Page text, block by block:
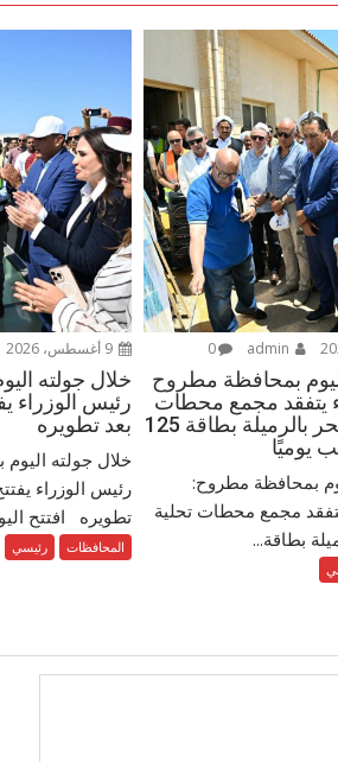
0
بمحافظة مطروح
يتفقد مجمع محطات
تحلية مياه البحر بالرميلة بطاقة 125
يوميًا
بمحافظة مطروح:
مجمع محطات تحلية
بطاقة...
9 أغسطس، 2026
خلال جولته
رئيس الوزراء
بعد تطويره
خلال جولته
رئيس الوزراء
تطويره افتتح
المحافظات رئيسي